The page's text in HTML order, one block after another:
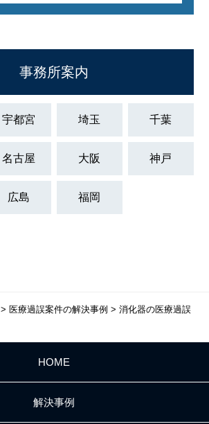
事務所案内
宇都宮 埼玉 千葉
名古屋 大阪 神戸
広島 福岡
> 医療過誤案件の解決事例 > 消化器の医療過誤
HOME
解決事例